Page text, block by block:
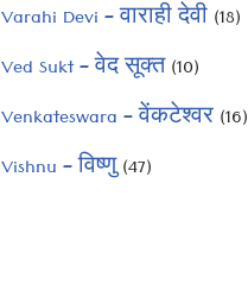
Varahi Devi – वाराही देवी(18)
Ved Sukt – वेद सूक्त(10)
Venkateswara – वेंकटेश्वर(16)
Vishnu – विष्णु(47)